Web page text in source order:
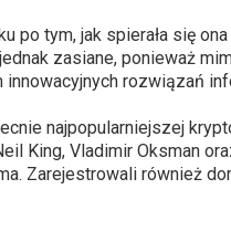
po tym, jak spierała się
zasiane, ponieważ
rozwiązań
najpopularniejszej
King, Vladimir Oksman
Zarejestrowali również